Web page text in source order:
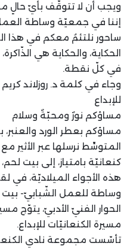
ويجب أن لا تتوقّف بأيّ حالٍ
إننا في جمعيّة وساطة
ساحور نلتئمُ معكم في هذا
الحكاية، والحكاية هي
في كلّ نقطة.
وجاء في كلمة د. روزلاند
للإبداع
مساؤكم نورٌ ومحبّةٌ وسلام
مساؤكم بعطر الورد
المتوسِّط نرسلها عبر الأثير
كنعانيّة بامتياز، إلى بيت
هذه الأجواء الميلاديّة،
وساطة للعمل الشّبابيّ- بيت
الحوار الفنيّ الأدبيّ،
مسيرة الكنعانيّات للإبداع.
تأسّست مجموعة نادي